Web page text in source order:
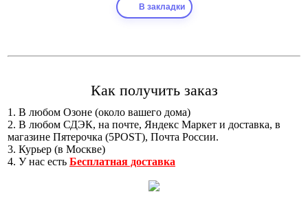
В закладки
Как получить заказ
1. В любом Озоне (около вашего дома)
2. В любом СДЭК, на почте, Яндекс Маркет и доставка, в
магазине Пятерочка (5POST), Почта России.
3. Курьер (в Москве)
4. У нас есть Бесплатная доставка